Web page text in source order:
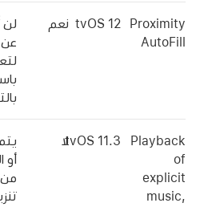
Proximity
AutoFill
tvOS 12 نعم
عن
Playback
of
explicit
music,
tvOS 11.3لا